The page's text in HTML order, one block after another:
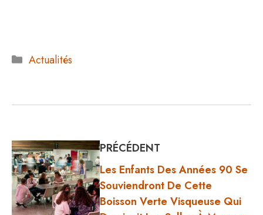
Catégories
Actualités
PRÉCÉDENT
Les Enfants Des Années 90 Se
Souviendront De Cette
Boisson Verte Visqueuse Qui